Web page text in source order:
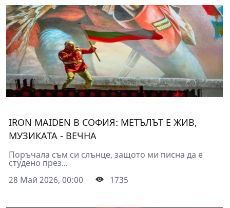
IRON MAIDEN В СОФИЯ: МЕТЪЛЪТ Е ЖИВ,
МУЗИКАТА - ВЕЧНА
Поръчала съм си слънце, защото ми писна да е
студено през...
28 Май 2026, 00:00
1735